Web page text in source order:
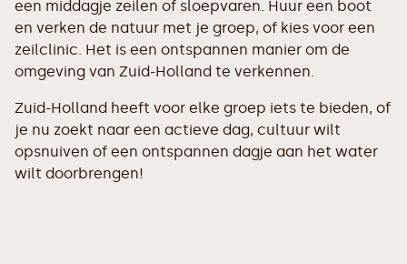
een middagje zeilen of sloepvaren. Huur een boot
en verken de natuur met je groep, of kies voor een
zeilclinic. Het is een ontspannen manier om de
omgeving van Zuid-Holland te verkennen.
Zuid-Holland heeft voor elke groep iets te bieden, of
je nu zoekt naar een actieve dag, cultuur wilt
opsnuiven of een ontspannen dagje aan het water
wilt doorbrengen!